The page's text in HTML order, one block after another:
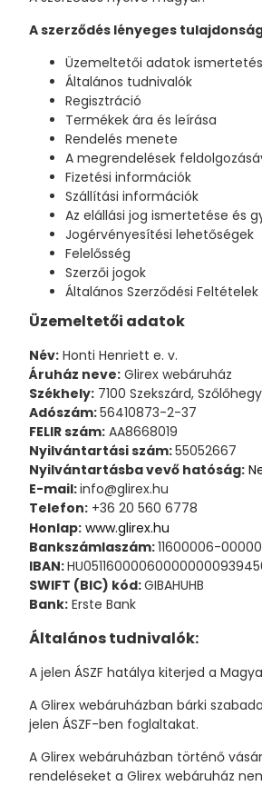
A szerződés lényeges
Üzemeltetői adatok
Általános tudnivalók
Regisztráció
Termékek ára és leírása
Rendelés menete
A megrendelések
Fizetési információk
Szállítási információk
Az elállási jog ismertetése és
Jogérvényesítési lehetőségek
Felelősség
Szerzői jogok
Általános Szerződési
Üzemeltetői adatok
Név: Honti Henriett e. v.
Áruház neve: Glirex webáruház
Székhely: 7100 Szekszárd,
Adószám:56410873-2-37
FELIR szám: AA8668019
Nyilvántartási szám:55052667
Nyilvántartásba vevő hatóság:
E-mail:info@glirex.hu
Telefon: +36 20 560 6778
Honlap: www.glirex.hu
Bankszámlaszám:11600006-
IBAN:
SWIFT (BIC) kód:GIBAHUHB
Bank: Erste Bank
Általános tudnivalók:
A jelen ÁSZF hatálya kiterjed a
A Glirex webáruházban bárki
jelen ÁSZF-ben foglaltakat.
A Glirex webáruházban történő
rendeléseket a Glirex webáruház